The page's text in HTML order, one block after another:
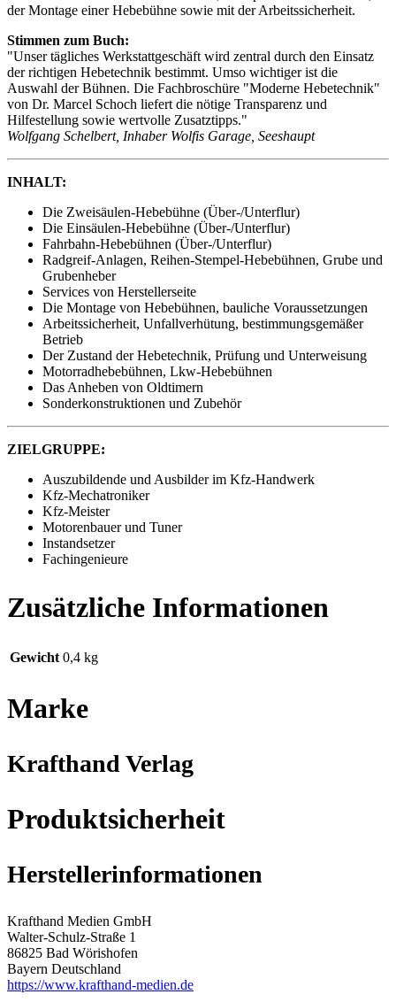
der Montage einer Hebebühne sowie mit der Arbeitssicherheit.
Stimmen zum Buch:
"Unser tägliches Werkstattgeschäft wird zentral durch den Einsatz
der richtigen Hebetechnik bestimmt. Umso wichtiger ist die
Auswahl der Bühnen. Die Fachbroschüre "Moderne Hebetechnik"
von Dr. Marcel Schoch liefert die nötige Transparenz und
Hilfestellung sowie wertvolle Zusatztipps."
Wolfgang Schelbert, Inhaber Wolfis Garage, Seeshaupt
INHALT:
Die Zweisäulen-Hebebühne (Über-/Unterflur)
Die Einsäulen-Hebebühne (Über-/Unterflur)
Fahrbahn-Hebebühnen (Über-/Unterflur)
Radgreif-Anlagen, Reihen-Stempel-Hebebühnen, Grube und
Grubenheber
Services von Herstellerseite
Die Montage von Hebebühnen, bauliche Voraussetzungen
Arbeitssicherheit, Unfallverhütung, bestimmungsgemäßer
Betrieb
Der Zustand der Hebetechnik, Prüfung und Unterweisung
Motorradhebebühnen, Lkw-Hebebühnen
Das Anheben von Oldtimern
Sonderkonstruktionen und Zubehör
ZIELGRUPPE:
Auszubildende und Ausbilder im Kfz-Handwerk
Kfz-Mechatroniker
Kfz-Meister
Motorenbauer und Tuner
Instandsetzer
Fachingenieure
Zusätzliche Informationen
Gewicht 0,4 kg
Marke
Krafthand Verlag
Produktsicherheit
Herstellerinformationen
Krafthand Medien GmbH
Walter-Schulz-Straße 1
86825 Bad Wörishofen
Bayern Deutschland
https://www.krafthand-medien.de